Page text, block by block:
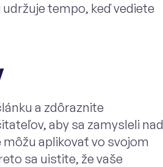
tempo, keď vediete
a zdôraznite
aby sa zamysleli nad
aplikovať vo svojom
sa uistite, že vaše